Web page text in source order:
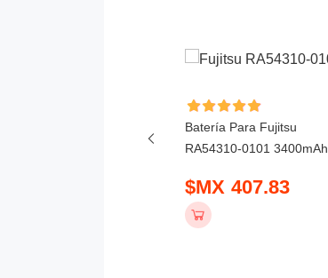
Batería Para Fujitsu
RA54310-0101 3400mAh
$MX 407.83